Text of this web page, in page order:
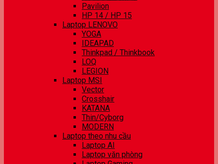
Pavilion
HP 14 / HP 15
Laptop LENOVO
YOGA
IDEAPAD
Thinkpad / Thinkbook
LOQ
LEGION
Laptop MSI
Vector
Crosshair
KATANA
Thin/Cyborg
MODERN
Laptop theo nhu cầu
Laptop AI
Laptop văn phòng